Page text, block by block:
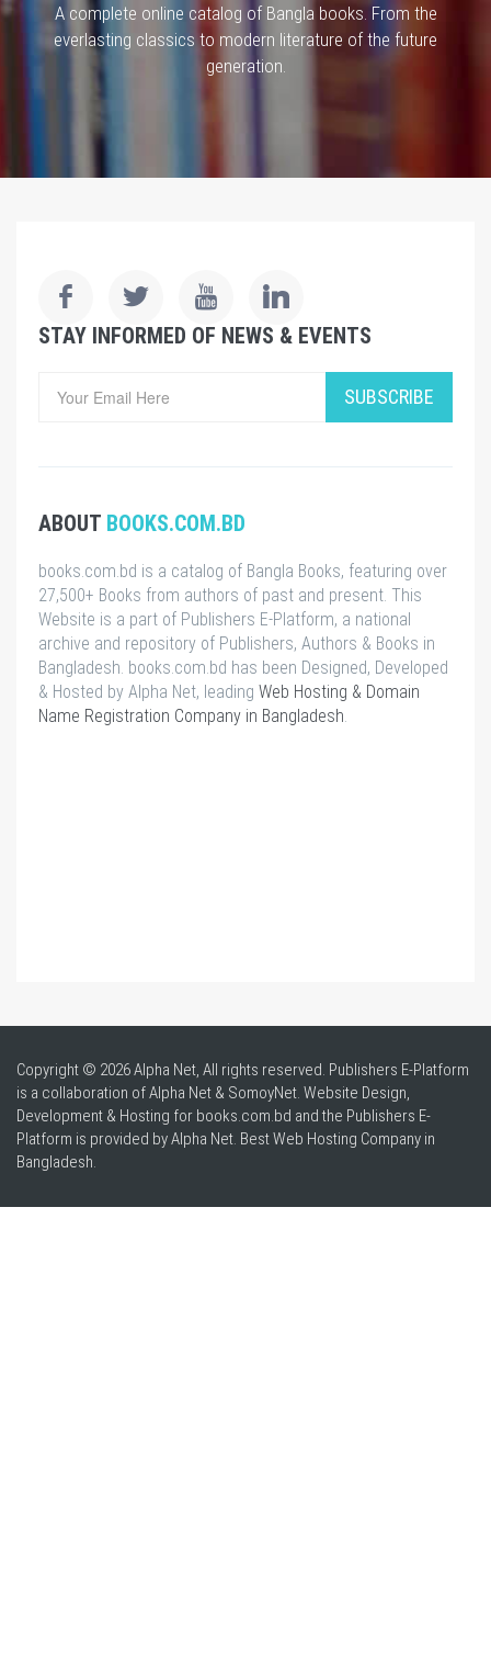
A complete online catalog of Bangla books. From the
everlasting classics to modern literature of the future
generation.
STAY INFORMED OF NEWS & EVENTS
SUBSCRIBE
ABOUT BOOKS.COM.BD
books.com.bd is a catalog of Bangla Books, featuring over
27,500+ Books from authors of past and present. This
Website is a part of Publishers E-Platform, a national
archive and repository of Publishers, Authors & Books in
Bangladesh. books.com.bd has been Designed, Developed
& Hosted by Alpha Net, leading Web Hosting & Domain
Name Registration Company in Bangladesh
Copyright © 2026 Alpha Net, All rights reserved. Publishers E-Platform
is a collaboration of Alpha Net & SomoyNet. Website Design,
Development & Hosting for books.com.bd and the Publishers E-
Platform is provided by Alpha Net. BestWeb Hosting Company in
Bangladesh.